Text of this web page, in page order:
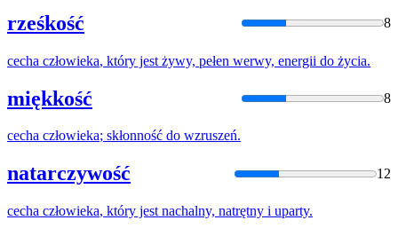
rześkość 8
cecha człowieka, który jest żywy, pełen werwy, energii do życia.
miękkość 8
cecha człowieka; skłonność do wzruszeń.
natarczywość 12
cecha człowieka, który jest nachalny, natrętny i uparty.